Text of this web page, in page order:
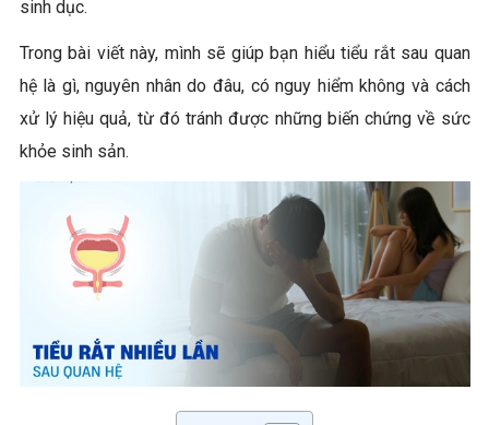
sinh dục.
Trong bài viết này, mình sẽ giúp bạn hiểu tiểu rắt sau quan
hệ là gì, nguyên nhân do đâu, có nguy hiểm không và cách
xử lý hiệu quả, từ đó tránh được những biến chứng về sức
khỏe sinh sản.